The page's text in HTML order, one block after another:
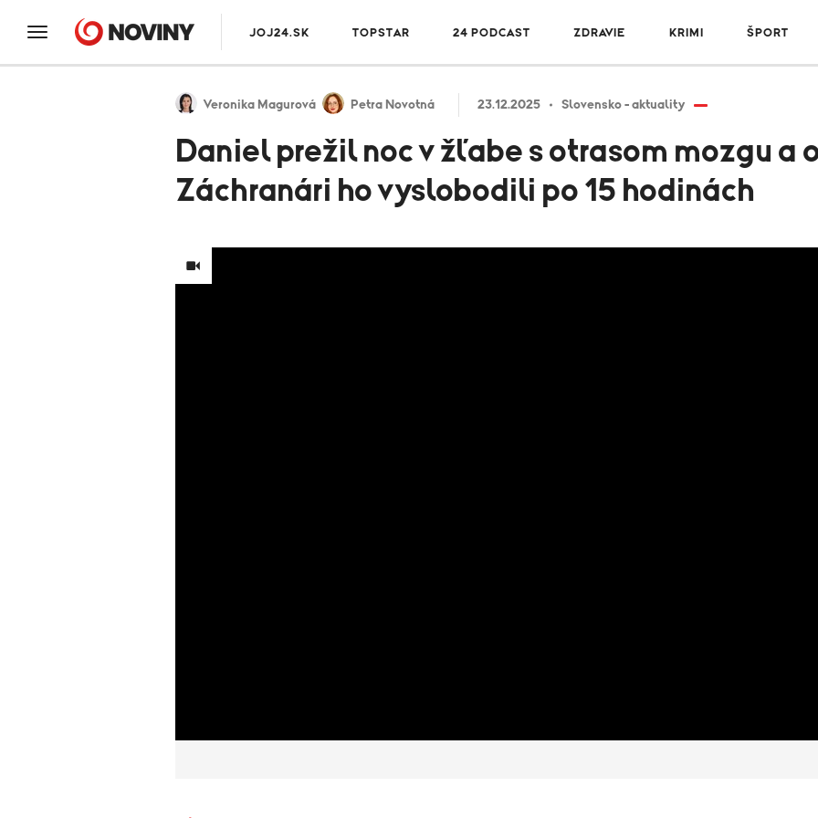
JOJ24.SK TOPSTAR 24 PODCAST ZDRAVIE KRIMI ŠPORT
Veronika Magurová Petra Novotná 23.12.2025 Slovensko - aktuality
Daniel prežil noc v žľabe s otrasom mozgu a
Záchranári ho vyslobodili po 15 hodinách